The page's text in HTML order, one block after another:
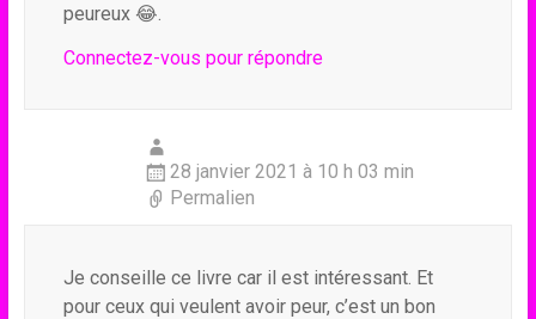
peureux 😂.
Connectez-vous pour répondre
28 janvier 2021 à 10 h 03 min
Permalien
Je conseille ce livre car il est intéressant. Et
pour ceux qui veulent avoir peur, c’est un bon